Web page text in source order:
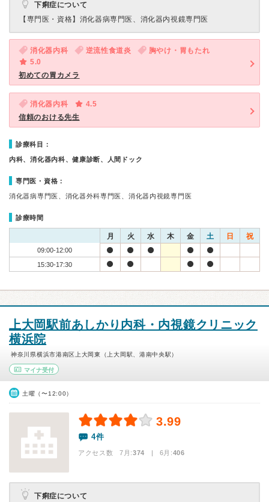
下痢症について
【専門医・資格】 消化器病専門医、消化器内視鏡専門医
消化器内科 逆流性食道炎
胸やけ・胃もたれ
5.0
初めての胃カメラ
消化器内科
4.5
信頼のおける先生
診療科目：
内科、消化器内科、健康診断、人間ドック
専門医・資格：
消化器病専門医、消化器外科専門医、消化器内視鏡専門医
診療時間
月 火 水 木 金 土 日 祝
09:00-12:00
15:30-17:30
上大岡駅前あしかり内科・内視鏡クリニック
横浜院
神奈川県横浜市港南区上大岡東（上大岡駅、港南中央駅）
マイナ受付
土曜（〜12:00）
3.99
4件
アクセス数 7月:374 | 6月:406
下痢症について